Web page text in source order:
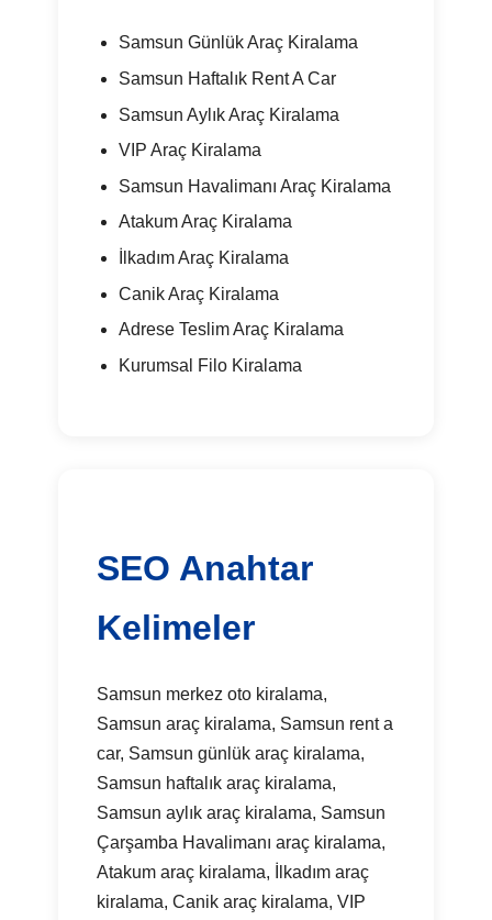
Samsun Günlük Araç Kiralama
Samsun Haftalık Rent A Car
Samsun Aylık Araç Kiralama
VIP Araç Kiralama
Samsun Havalimanı Araç Kiralama
Atakum Araç Kiralama
İlkadım Araç Kiralama
Canik Araç Kiralama
Adrese Teslim Araç Kiralama
Kurumsal Filo Kiralama
SEO Anahtar
Kelimeler
Samsun merkez oto kiralama,
Samsun araç kiralama, Samsun rent a
car, Samsun günlük araç kiralama,
Samsun haftalık araç kiralama,
Samsun aylık araç kiralama, Samsun
Çarşamba Havalimanı araç kiralama,
Atakum araç kiralama, İlkadım araç
kiralama, Canik araç kiralama, VIP